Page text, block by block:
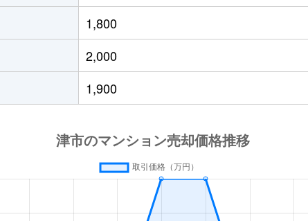
1,800
2,000
1,900